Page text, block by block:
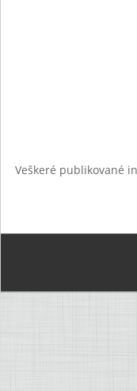
Veškeré publikované